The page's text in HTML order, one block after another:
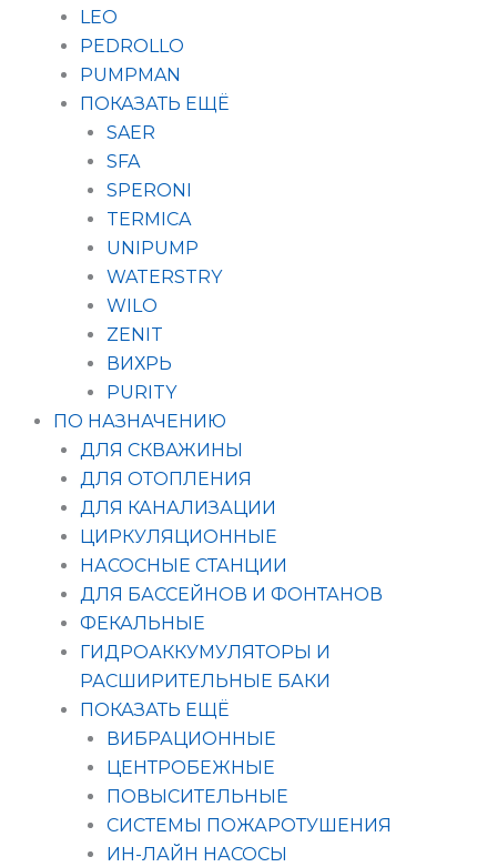
LEO
PEDROLLO
PUMPMAN
ПОКАЗАТЬ ЕЩЁ
SAER
SFA
SPERONI
TERMICA
UNIPUMP
WATERSTRY
WILO
ZENIT
ВИХРЬ
PURITY
ПО НАЗНАЧЕНИЮ
ДЛЯ СКВАЖИНЫ
ДЛЯ ОТОПЛЕНИЯ
ДЛЯ КАНАЛИЗАЦИИ
ЦИРКУЛЯЦИОННЫЕ
НАСОСНЫЕ СТАНЦИИ
ДЛЯ БАССЕЙНОВ И ФОНТАНОВ
ФЕКАЛЬНЫЕ
ГИДРОАККУМУЛЯТОРЫ И
РАСШИРИТЕЛЬНЫЕ БАКИ
ПОКАЗАТЬ ЕЩЁ
ВИБРАЦИОННЫЕ
ЦЕНТРОБЕЖНЫЕ
ПОВЫСИТЕЛЬНЫЕ
СИСТЕМЫ ПОЖАРОТУШЕНИЯ
ИН-ЛАЙН НАСОСЫ